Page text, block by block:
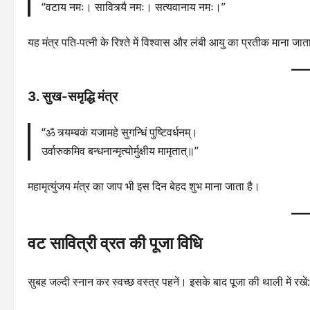
“वटाय नमः। सावित्र्यै नमः। सत्यवानाय नमः।”
यह मंत्र पति-पत्नी के रिश्ते में विश्वास और लंबी आयु का प्रतीक माना
3. सुख-समृद्धि मंत्र
“ॐ त्र्यम्बकं यजामहे सुगन्धिं पुष्टिवर्धनम्।
उर्वारुकमिव बन्धनान्मृत्योर्मुक्षीय मामृतात्॥”
महामृत्युंजय मंत्र का जाप भी इस दिन बेहद शुभ माना जाता है।
वट सावित्री व्रत की पूजा विधि
सुबह जल्दी स्नान कर स्वच्छ वस्त्र पहनें। इसके बाद पूजा की थाली में रखें: